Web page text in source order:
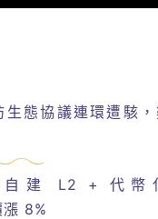
生態協議連環遭駭
自建 L2 + 代幣
8%